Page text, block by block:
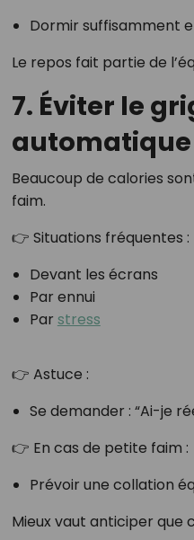
Dormir suffisamment
Le repos fait partie de
7. Éviter le
automatique
Beaucoup de calories
faim.
👉 Situations fréquentes :
Devant les écrans
Par ennui
Par stress
👉 Astuce :
Se demander : “Ai-je
👉 En cas de petite faim :
Prévoir une collation
Mieux vaut anticiper que